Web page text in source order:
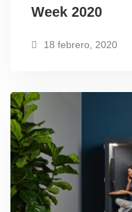
Week 2020
18 febrero, 2020